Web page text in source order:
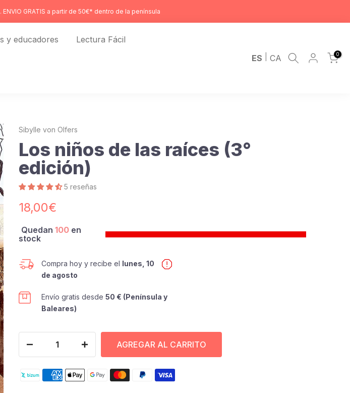
GRATIS a partir de 50€* dentro de la península
y educadores Lectura Fácil
ES CA 0
Sibylle von Olfers
Los niños de las raíces (3°
edición)
5 reseñas
18,00€
Quedan 100 en
stock
Compra hoy y recibe el lunes, 10
de agosto
Envío gratis desde 50 € (Península y
Baleares)
AGREGAR AL CARRITO